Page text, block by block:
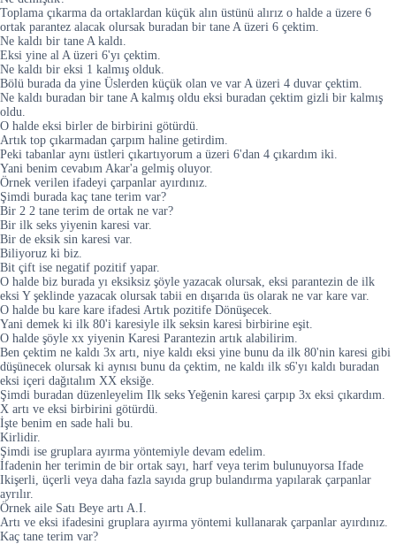
Toplama çıkarma da ortaklardan küçük alın üstünü alırız o halde a üzere 6
ortak parantez alacak olursak buradan bir tane A üzeri 6 çektim.
Ne kaldı bir tane A kaldı.
Eksi yine al A üzeri 6'yı çektim.
Ne kaldı bir eksi 1 kalmış olduk.
Bölü burada da yine Üslerden küçük olan ve var A üzeri 4 duvar çektim.
Ne kaldı buradan bir tane A kalmış oldu eksi buradan çektim gizli bir kalmış
oldu.
O halde eksi birler de birbirini götürdü.
Artık top çıkarmadan çarpım haline getirdim.
Peki tabanlar aynı üstleri çıkartıyorum a üzeri 6'dan 4 çıkardım iki.
Yani benim cevabım Akar'a gelmiş oluyor.
Örnek verilen ifadeyi çarpanlar ayırdınız.
Şimdi burada kaç tane terim var?
Bir 2 2 tane terim de ortak ne var?
Bir ilk seks yiyenin karesi var.
Bir de eksik sin karesi var.
Biliyoruz ki biz.
Bit çift ise negatif pozitif yapar.
O halde biz burada yı eksiksiz şöyle yazacak olursak, eksi parantezin de ilk
eksi Y şeklinde yazacak olursak tabii en dışarıda üs olarak ne var kare var.
O halde bu kare kare ifadesi Artık pozitife Dönüşecek.
Yani demek ki ilk 80'i karesiyle ilk seksin karesi birbirine eşit.
O halde şöyle xx yiyenin Karesi Parantezin artık alabilirim.
Ben çektim ne kaldı 3x artı, niye kaldı eksi yine bunu da ilk 80'nin karesi gibi
düşünecek olursak ki aynısı bunu da çektim, ne kaldı ilk s6'yı kaldı buradan
eksi içeri dağıtalım XX eksiğe.
Şimdi buradan düzenleyelim Ilk seks Yeğenin karesi çarpıp 3x eksi çıkardım.
X artı ve eksi birbirini götürdü.
İşte benim en sade hali bu.
Kirlidir.
Şimdi ise gruplara ayırma yöntemiyle devam edelim.
İfadenin her terimin de bir ortak sayı, harf veya terim bulunuyorsa Ifade
Ikişerli, üçerli veya daha fazla sayıda grup bulandırma yapılarak çarpanlar
ayrılır.
Örnek aile Satı Beye artı A.I.
Artı ve eksi ifadesini gruplara ayırma yöntemi kullanarak çarpanlar ayırdınız.
Kaç tane terim var?